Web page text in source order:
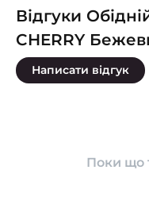
Відгуки
CHERRY
Написати відгук
Поки що